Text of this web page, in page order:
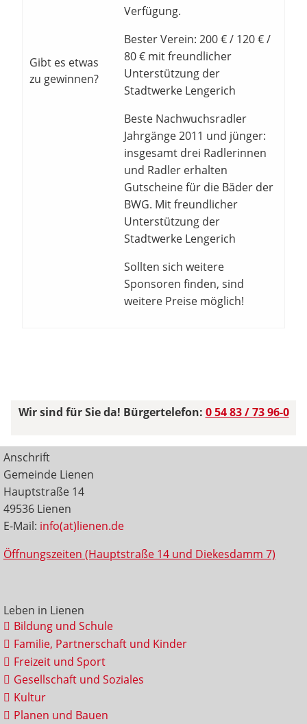
Gibt es etwas
zu gewinnen?
Verfügung.
Bester Verein: 200 € / 120 € /
80 € mit freundlicher
Unterstützung der
Stadtwerke Lengerich
Beste Nachwuchsradler
Jahrgänge 2011 und jünger:
insgesamt drei Radlerinnen
und Radler erhalten
Gutscheine für die Bäder der
BWG. Mit freundlicher
Unterstützung der
Stadtwerke Lengerich
Sollten sich weitere
Sponsoren finden, sind
weitere Preise möglich!
Wir sind für Sie da! Bürgertelefon: 0 54 83 / 73 96-0
Anschrift
Gemeinde Lienen
Hauptstraße 14
49536 Lienen
E-Mail: info(at)lienen.de
Öffnungszeiten (Hauptstraße 14 und Diekesdamm 7)
Leben in Lienen
Bildung und Schule
Familie, Partnerschaft und Kinder
Freizeit und Sport
Gesellschaft und Soziales
Kultur
Planen und Bauen